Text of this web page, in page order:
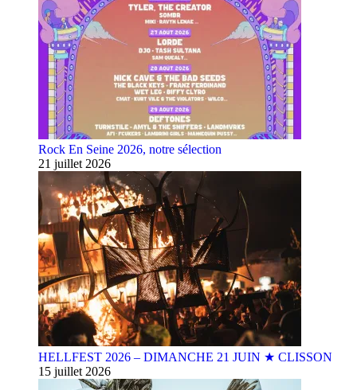
Rock En Seine 2026, notre sélection
21 juillet 2026
HELLFEST 2026 – DIMANCHE 21 JUIN ★ CLISSON
15 juillet 2026